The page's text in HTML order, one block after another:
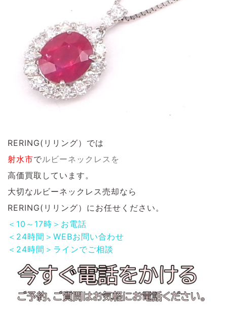
RERING(リリング）では
射水市でルビーネックレス を
高価買取しています。
大切なルビーネックレス売却なら
RERING(リリング）にお任せください。
＜10～17時＞お電話
＜24時間＞WEBお問い合わせ
＜24時間＞ラインでご相談